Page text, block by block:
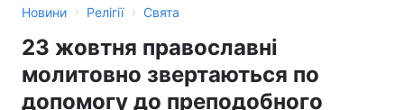
Новини › Релігії › Свята
23 жовтня православні
молитовно звертаються по
допомогу до преподобного